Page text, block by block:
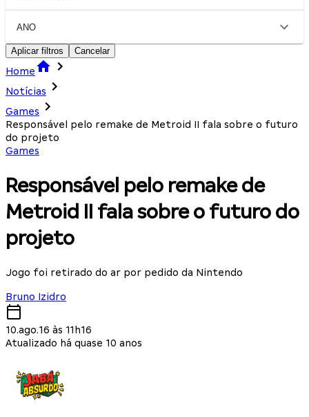
ANO
Aplicar filtros Cancelar
Home
Notícias
Games
Responsável pelo remake de Metroid II fala sobre o futuro
do projeto
Games
Responsável pelo remake de
Metroid II fala sobre o futuro do
projeto
Jogo foi retirado do ar por pedido da Nintendo
Bruno Izidro
10.ago.16 às 11h16
Atualizado há quase 10 anos